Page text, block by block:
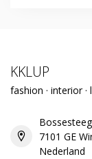
KKLUP
fashion · interior ·
7101 GE
Nederland